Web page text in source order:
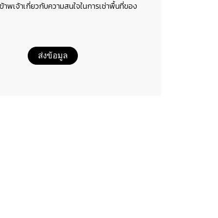
พเจ้าเกี่ยวกับความสนใจในการเช่าพื้นที่ของ
ส่งข้อมูล